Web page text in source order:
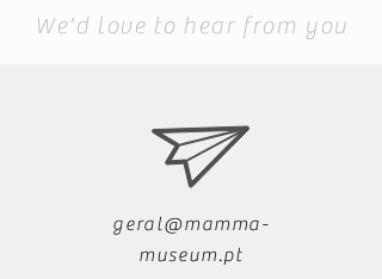
We'd love to hear from you
geral@mamma-
museum.pt